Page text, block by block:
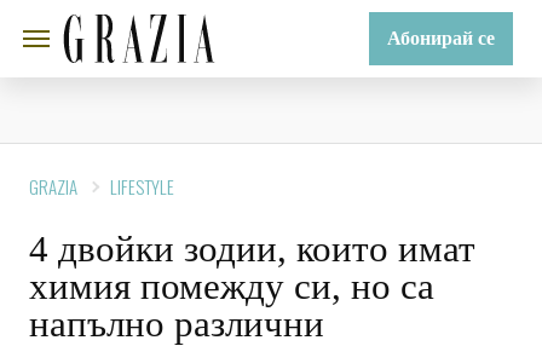
Абонирай се
GRAZIA LIFESTYLE
4 двойки зодии, които имат
химия помежду си, но са
напълно различни